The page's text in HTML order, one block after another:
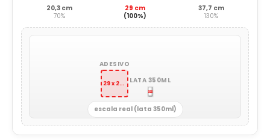
20,3 cm
70%
29 cm
(100%)
37,7 cm
130%
ADESIVO
29 x 29 cm LATA 350ML
escala real (lata 350ml)